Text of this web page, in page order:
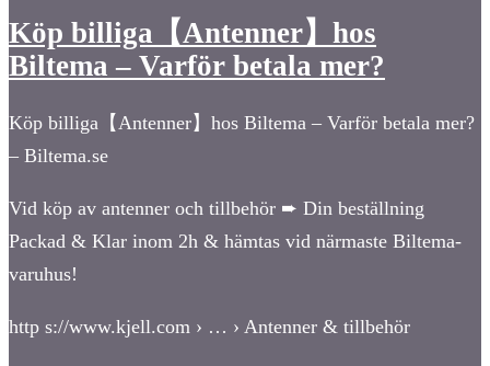
Köp billiga【Antenner】hos
Biltema – Varför betala mer?
Köp billiga【Antenner】hos Biltema – Varför betala mer?
– Biltema.se
Vid köp av antenner och tillbehör ➨ Din beställning
Packad & Klar inom 2h & hämtas vid närmaste Biltema-
varuhus!
http s://www.kjell.com › … › Antenner & tillbehör